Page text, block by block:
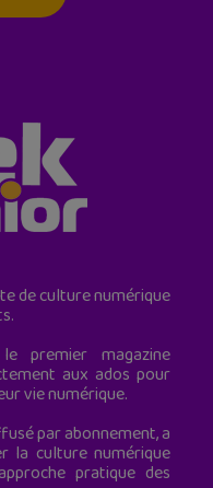
de culture numérique
premier magazine
aux ados pour
vie numérique.
par abonnement, a
la culture numérique
pratique des